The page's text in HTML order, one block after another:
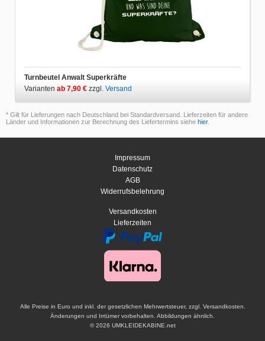
Turnbeutel Anwalt Superkräfte
Varianten ab 7,90 € zzgl. Versand
* Gilt für Lieferungen nach Deutschland bei Standardversand. Lieferzeiten für andere
Länder und Informationen zur Berechnung des Liefertermins siehe hier.
Impressum
Datenschutz
AGB
Widerrufsbelehrung
Versandkosten
Lieferzeiten
Alle Preise in Euro und inkl. der gesetzlichen Mehrwertsteuer, zzgl. Versandkosten.
Änderungen und Irrtümer vorbehalten. Abbildungen ähnlich.
© 2026 UMKLEIDEKABINE.net